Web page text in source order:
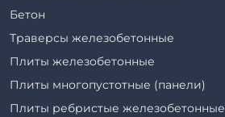
Бетон
Траверсы железобетонные
Плиты железобетонные
Плиты многопустотные (панели)
Плиты ребристые железобетонные